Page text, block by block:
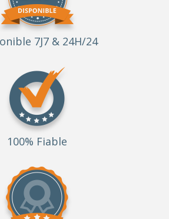
7J7 & 24H/24
100% Fiable